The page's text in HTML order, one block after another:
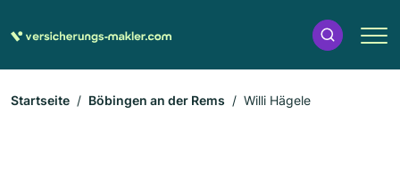
Startseite Böbingen an der Rems Willi Hägele